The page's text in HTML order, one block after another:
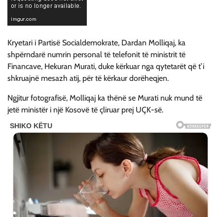
Kryetari i Partisë Socialdemokrate, Dardan Molliqaj, ka
shpërndarë numrin personal të telefonit të ministrit të
Financave, Hekuran Murati, duke kërkuar nga qytetarët që t’i
shkruajnë mesazh atij, për të kërkaur dorëheqjen.
Ngjitur fotografisë, Molliqaj ka thënë se Murati nuk mund të
jetë ministër i një Kosovë të çliruar prej UÇK-së.